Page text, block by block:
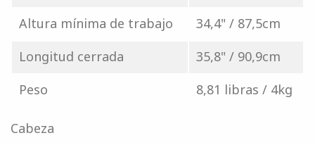
Altura mínima de trabajo
34,4" / 87,5cm
Longitud cerrada
35,8" / 90,9cm
Peso
8,81 libras / 4kg
Cabeza